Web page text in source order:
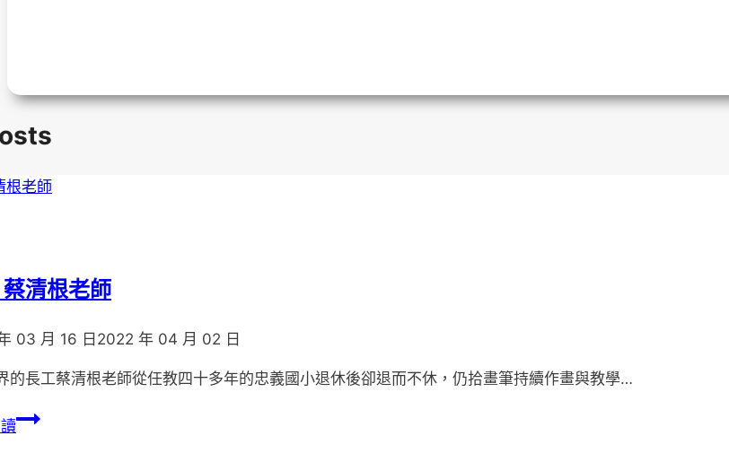
清根老師
03 月 16 日 2022 年 04 月 02 日
長工蔡清根老師從任教四十多年的忠義國小退休後卻退而不休，仍拾畫筆持續作畫與教學…
懷